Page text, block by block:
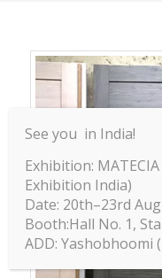
See you in India!
Exhibition:
Exhibition India)
Date: 20th–23rd
Booth:Hall No. 1,
ADD: Yashobhoomi